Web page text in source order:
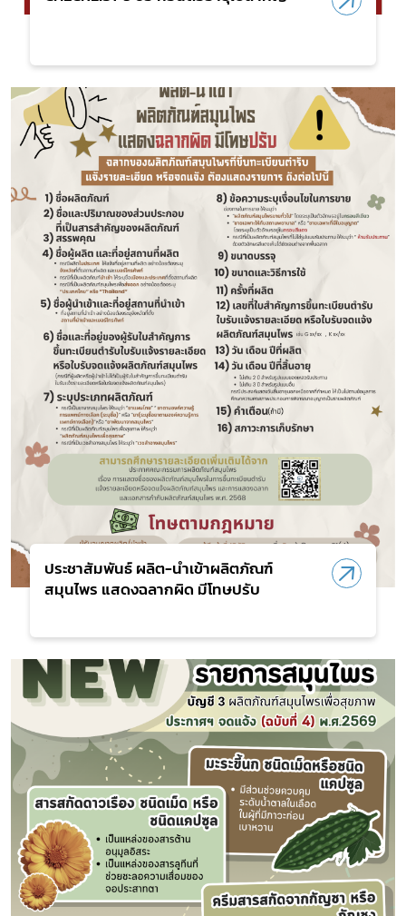
ประชาสัมพันธ์ ผลิต-นำเข้าผลิตภัณฑ์
สมุนไพร แสดงฉลากผิด มีโทษปรับ
Subscribe
เลือกหัวข้อที่ท่านต้องการ Subscribe
สมุนไพรใหม่
โควิด